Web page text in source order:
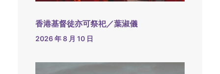
香港基督徒亦可祭祀／葉淑儀
2026 年 8 月 10 日